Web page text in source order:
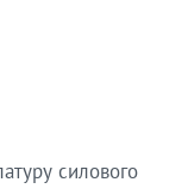
силового